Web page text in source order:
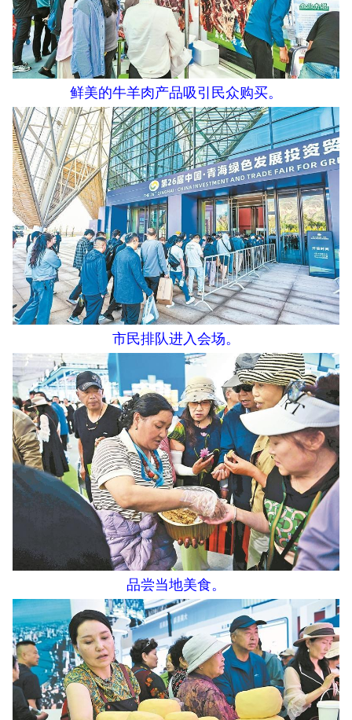
鲜美的牛羊肉产品吸引民众购买。
市民排队进入会场。
品尝当地美食。